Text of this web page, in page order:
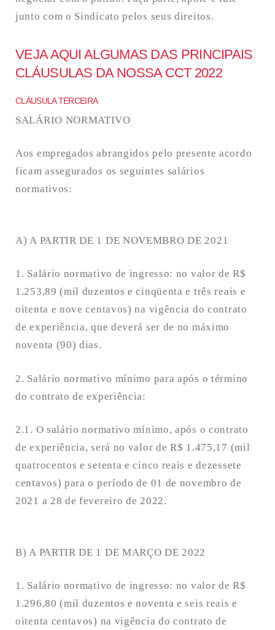
junto com o Sindicato pelos seus direitos.
VEJA AQUI ALGUMAS DAS PRINCIPAIS
CLÁUSULAS DA NOSSA CCT 2022
CLÁUSULA TERCEIRA
SALÁRIO NORMATIVO
Aos empregados abrangidos pelo presente acordo
ficam assegurados os seguintes salários
normativos:
A) A PARTIR DE 1 DE NOVEMBRO DE 2021
1. Salário normativo de ingresso: no valor de R$
1.253,89 (mil duzentos e cinqüenta e três reais e
oitenta e nove centavos) na vigência do contrato
de experiência, que deverá ser de no máximo
noventa (90) dias.
2. Salário normativo mínimo para após o término
do contrato de experiência:
2.1. O salário normativo mínimo, após o contrato
de experiência, será no valor de R$ 1.475,17 (mil
quatrocentos e setenta e cinco reais e dezessete
centavos) para o período de 01 de novembro de
2021 a 28 de fevereiro de 2022.
B) A PARTIR DE 1 DE MARÇO DE 2022
1. Salário normativo de ingresso: no valor de R$
1.296,80 (mil duzentos e noventa e seis reais e
oitenta centavos) na vigência do contrato de